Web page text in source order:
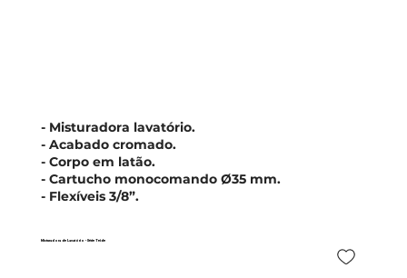
Misturadora de Lavatório - Série Teide
- Misturadora lavatório.
- Acabado cromado.
- Corpo em latão.
- Cartucho monocomando Ø35 mm.
- Flexíveis 3/8”.